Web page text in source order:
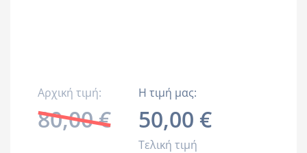
Αρχική τιμή:
80,00 €
Η τιμή μας:
50,00 €
Τελική τιμή